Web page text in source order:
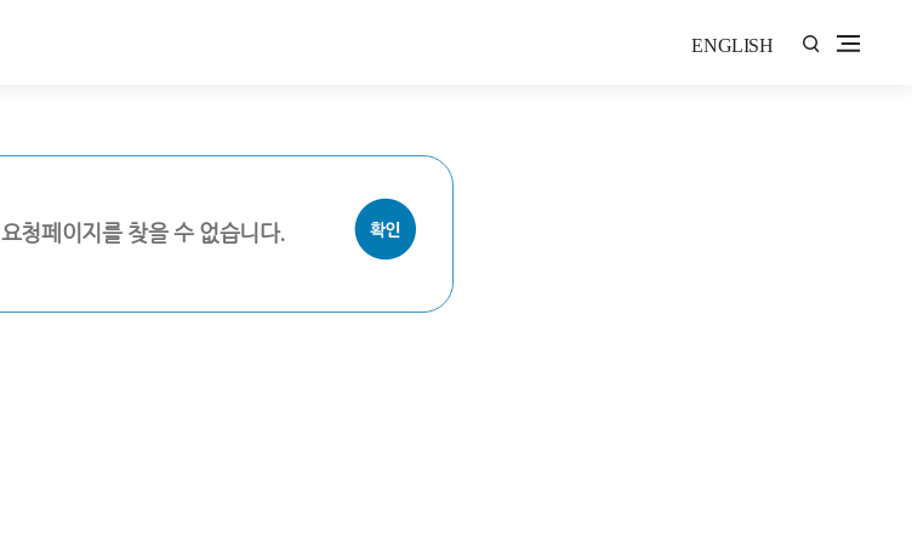
ENGLISH
요청페이지를 찾을 수 없습니다.